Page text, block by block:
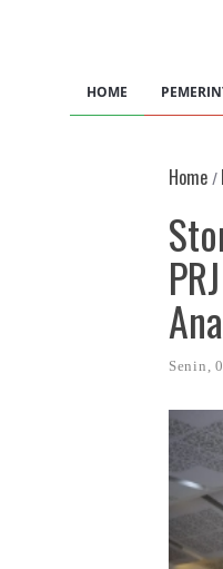
HOME
Home/
Senin,